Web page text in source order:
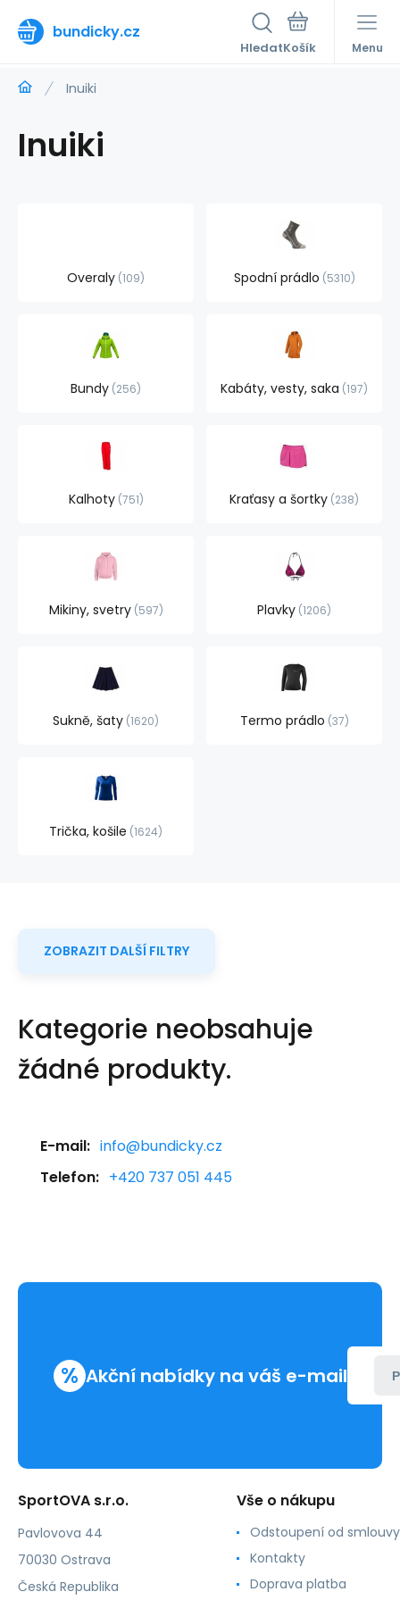
bundicky.cz
Hledat Menu
Inuiki
Inuiki
Overaly 109 Spodní prádlo 5310
Bundy 256 Kabáty, vesty, saka 197
Kalhoty 751 Kraťasy a šortky 238
Mikiny, svetry 597 Plavky 1206
Sukně, šaty 1620 Termo prádlo 37
Trička, košile 1624
ZOBRAZIT DALŠÍ FILTRY
Kategorie neobsahuje
žádné produkty.
E-mail: info@bundicky.cz
Telefon: +420 737 051 445
% Akční nabídky na váš e-mail
SportOVA s.r.o.
Pavlovova 44
70030 Ostrava
Česká Republika
Vše o nákupu
Odstoupení od smlouvy
Kontakty
Doprava platba